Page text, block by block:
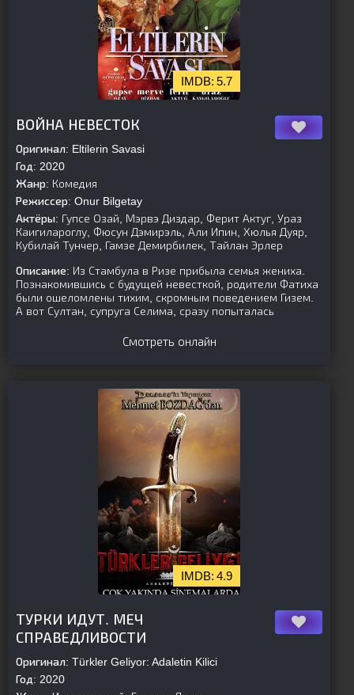
5.7
ВОЙНА НЕВЕСТОК
Оригинал: Eltilerin Savasi
Год: 2020
Жанр: Комедия
Режиссер: Onur Bilgetay
Актёры: Гупсе Озай, Мэрвэ Диздар, Ферит Актуг, Ураз
Каигилароглу, Фюсун Дэмирэль, Али Ипин, Хюлья Дуяр,
Кубилай Тунчер, Гамзе Демирбилек, Тайлан Эрлер
Описание: Из Стамбула в Ризе прибыла семья жениха.
Познакомившись с будущей невесткой, родители Фатиха
были ошеломлены тихим, скромным поведением Гизем.
А вот Султан, супруга Селима, сразу попыталась
Смотреть онлайн
4.9
ТУРКИ ИДУТ. МЕЧ
СПРАВЕДЛИВОСТИ
Оригинал: Türkler Geliyor: Adaletin Kilici
Год: 2020